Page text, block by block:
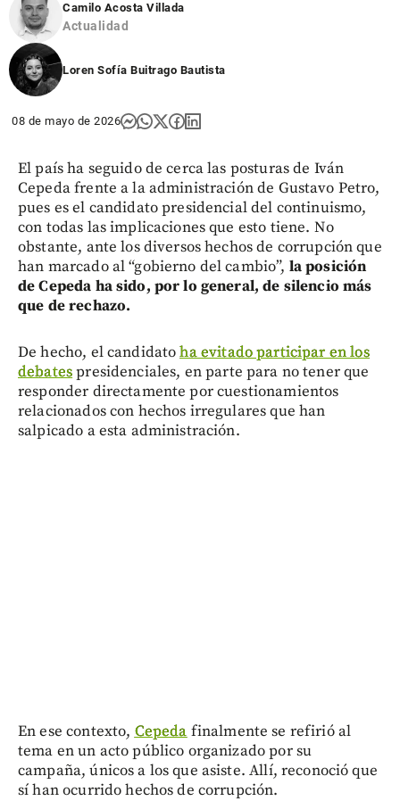
Camilo Acosta Villada
Actualidad
Loren Sofía Buitrago Bautista
08 de mayo de 2026
El país ha seguido de cerca las posturas de Iván
Cepeda frente a la administración de Gustavo Petro,
pues es el candidato presidencial del continuismo,
con todas las implicaciones que esto tiene. No
obstante, ante los diversos hechos de corrupción que
han marcado al “gobierno del cambio”, la posición
de Cepeda ha sido, por lo general, de silencio más
que de rechazo.
De hecho, el candidatoha evitado participar en los
debatespresidenciales, en parte para no tener que
responder directamente por cuestionamientos
relacionados con hechos irregulares que han
salpicado a esta administración.
En ese contexto, Cepeda finalmente se refirió al
tema en un acto público organizado por su
campaña, únicos a los que asiste. Allí, reconoció que
sí han ocurrido hechos de corrupción.